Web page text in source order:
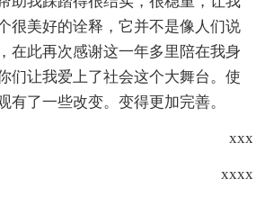
很美好的诠释，它并不是像人们说
在此再次感谢这一年多里陪在我身
们让我爱上了社会这个大舞台。使
有了一些改变。变得更加完善。
xxx
xxxx